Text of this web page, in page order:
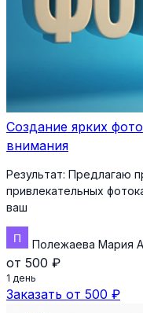
Создание ярких
внимания
Результат: Предлагаю
привлекательных
ваш
Полежаева Мария
от 500 ₽
1 день
Заказать от 500 ₽